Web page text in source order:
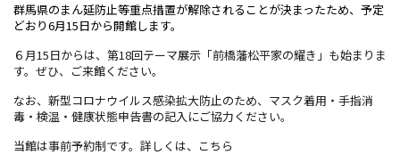
群馬県のまん延防止等重点措置が解除されることが決まったため、予定
どおり6月15日から開館します。
６月15日からは、第18回テーマ展示「前橋藩松平家の耀き」も始まりま
す。ぜひ、ご来館ください。
なお、新型コロナウイルス感染拡大防止のため、マスク着用・手指消
毒・検温・健康状態申告書の記入にご協力ください。
当館は事前予約制です。詳しくは、 こちら